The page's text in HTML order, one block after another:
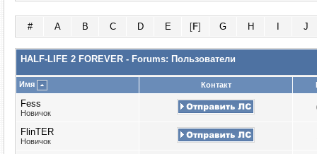
# A B C D E [F] G H J
HALF-LIFE 2 FOREVER - Forums: Пользователи
Имя Контакт
Fess
Новичок
FlinTER
Новичок